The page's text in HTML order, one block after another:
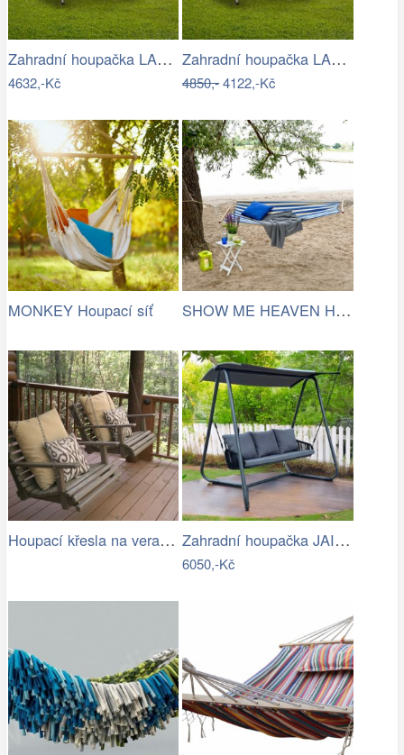
Zahradní houpačka LAMIA Tempo Kondela
4632,-Kč
Zahradní houpačka LAMIA Tempo Kondela
4850,-4122,-Kč
MONKEY Houpací síť SHOW ME HEAVEN Houpací síť, pruhy…
Houpací křesla na verandě Zahradní houpačka JAIRA Tempo Kondela
6050,-Kč